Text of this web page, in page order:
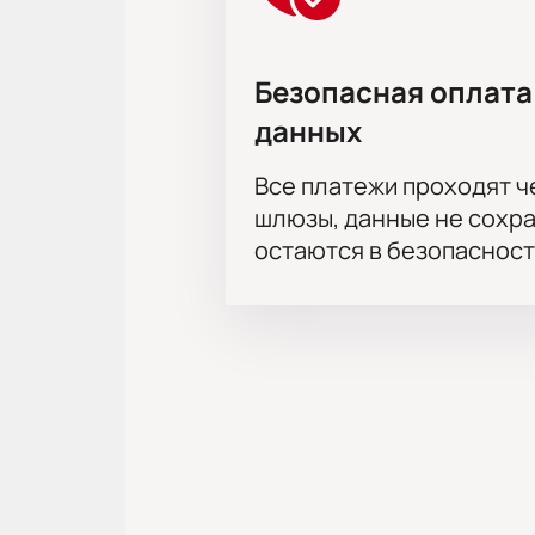
Крамзина, Полина Чернышова,
Юлия Рутберг, Олег Макаров,
Безопасная
данных
Все платежи проходят
шлюзы, данные не
остаются в